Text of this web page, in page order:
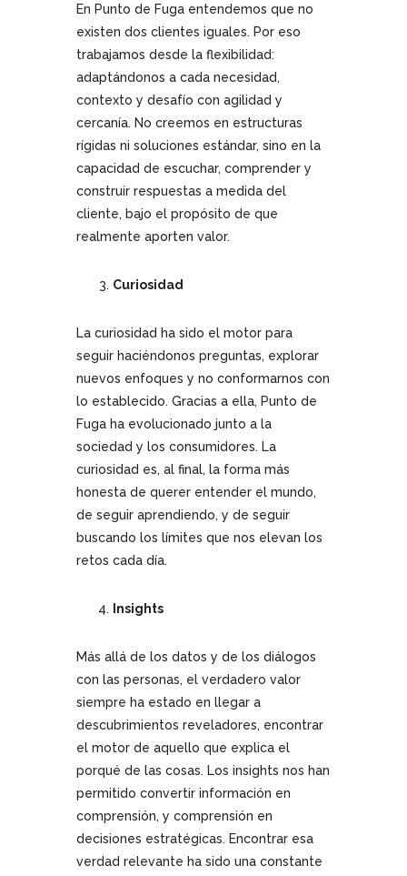
En Punto de Fuga entendemos que no
existen dos clientes iguales. Por eso
trabajamos desde la flexibilidad:
adaptándonos a cada necesidad,
contexto y desafío con agilidad y
cercanía. No creemos en estructuras
rígidas ni soluciones estándar, sino en la
capacidad de escuchar, comprender y
construir respuestas a medida del
cliente, bajo el propósito de que
realmente aporten valor.
Curiosidad
La curiosidad ha sido el motor para
seguir haciéndonos preguntas, explorar
nuevos enfoques y no conformarnos con
lo establecido. Gracias a ella, Punto de
Fuga ha evolucionado junto a la
sociedad y los consumidores. La
curiosidad es, al final, la forma más
honesta de querer entender el mundo,
de seguir aprendiendo, y de seguir
buscando los límites que nos elevan los
retos cada día.
Insights
Más allá de los datos y de los diálogos
con las personas, el verdadero valor
siempre ha estado en llegar a
descubrimientos reveladores, encontrar
el motor de aquello que explica el
porqué de las cosas. Los insights nos han
permitido convertir información en
comprensión, y comprensión en
decisiones estratégicas. Encontrar esa
verdad relevante ha sido una constante